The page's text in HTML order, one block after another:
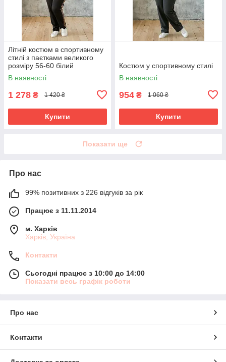
Літній костюм в спортивному
стилі з паєтками великого
розміру 56-60 білий
В наявності
1 278 ₴ 1 420 ₴
Купити
Костюм у спортивному стилі
В наявності
954 ₴ 1 060 ₴
Купити
Показати ще
Про нас
99% позитивних з 226 відгуків за рік
Працює з 11.11.2014
м. Харків
Харків, Україна
Контакти
Сьогодні працює з 10:00 до 14:00
Показати весь графік роботи
Про нас
Контакти